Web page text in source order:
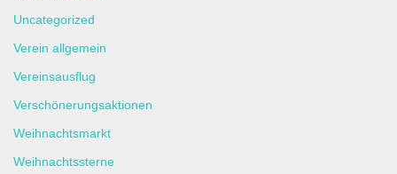
Uncategorized
Verein allgemein
Vereinsausflug
Verschönerungsaktionen
Weihnachtsmarkt
Weihnachtssterne